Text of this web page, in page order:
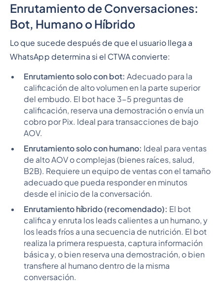
Enrutamiento de Conversaciones:
Bot, Humano o Híbrido
Lo que sucede después de que el usuario llega a
WhatsApp determina si el CTWA convierte:
Enrutamiento solo con bot: Adecuado para la
calificación de alto volumen en la parte superior
del embudo. El bot hace 3-5 preguntas de
calificación, reserva una demostración o envía un
cobro por Pix. Ideal para transacciones de bajo
AOV.
Enrutamiento solo con humano: Ideal para ventas
de alto AOV o complejas (bienes raíces, salud,
B2B). Requiere un equipo de ventas con el tamaño
adecuado que pueda responder en minutos
desde el inicio de la conversación.
Enrutamiento híbrido (recomendado): El bot
califica y enruta los leads calientes a un humano, y
los leads fríos a una secuencia de nutrición. El bot
realiza la primera respuesta, captura información
básica y, o bien reserva una demostración, o bien
transfiere al humano dentro de la misma
conversación.